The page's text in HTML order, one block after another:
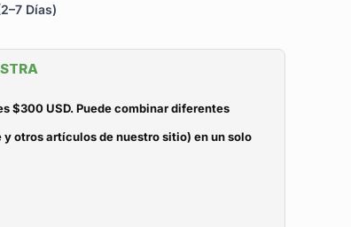
Días)
$300 USD. Puede combinar diferentes
otros artículos de nuestro sitio) en un solo